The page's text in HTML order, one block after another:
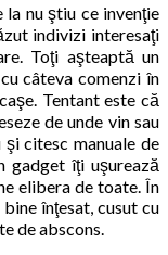
la nu ştiu ce invenţie
indivizi interesaţi
Toţi aşteaptă un
câteva comenzi în
Tentant este că
de unde vin sau
citesc manuale de
gadget îţi uşurează
elibera de toate. În
înţesat, cusut cu
de abscons.